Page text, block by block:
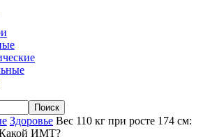
Здоровье Вес 110 кг при росте 174 см:
Какой ИМТ?